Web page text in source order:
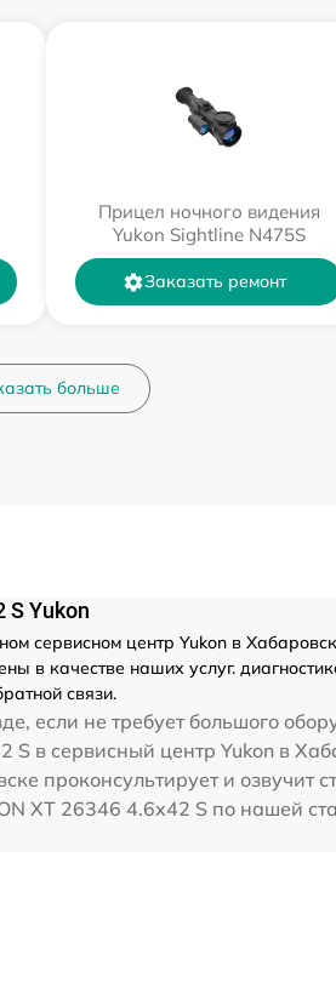
Прицел ночного видения
Yukon Sightline N475S
Заказать ремонт
больше
S Yukon
сервисном центр Yukon в
качестве наших услуг.
связи.
если не требует большого
в сервисный центр Yukon в
проконсультирует и озвучит
XT 26346 4.6x42 S по нашей